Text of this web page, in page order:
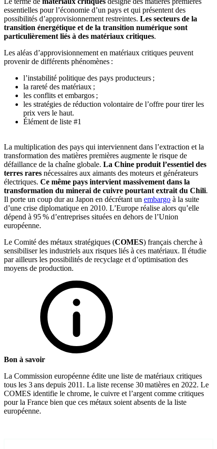
Amazon
Toutes les fiches pays
essentielles pour l’économie d’un pays et qui présentent des
possibilités d’approvisionnement restreintes. Les secteurs de la
transition énergétique et de la transition numérique sont
particulièrement liés à des matériaux critiques.
Les aléas d’approvisionnement en matériaux critiques peuvent
provenir de différents phénomènes :
l’instabilité politique des pays producteurs ;
la rareté des matériaux ;
les conflits et embargos ;
les stratégies de réduction volontaire de l’offre pour tirer les
prix vers le haut.
Élément de liste #1
La multiplication des pays qui interviennent dans l’extraction et la
transformation des matières premières augmente le risque de
défaillance de la chaîne globale. La Chine produit l’essentiel des
terres rares nécessaires aux aimants des moteurs et générateurs
électriques. Ce même pays intervient massivement dans la
transformation du minerai de cuivre pourtant extrait du Chili.
Il porte un coup dur au Japon en décrétant un embargo à la suite
d’une crise diplomatique en 2010. L’Europe réalise alors qu’elle
dépend à 95 % d’entreprises situées en dehors de l’Union
européenne.
Le Comité des métaux stratégiques (COMES) français cherche à
sensibiliser les industriels aux risques liés à ces matériaux. Il étudie
par ailleurs les possibilités de recyclage et d’optimisation des
moyens de production.
Bon à savoir
La Commission européenne édite une liste de matériaux critiques
tous les 3 ans depuis 2011. La liste recense 30 matières en 2022. Le
COMES identifie le chrome, le cuivre et l’argent comme critiques
pour la France bien que ces métaux soient absents de la liste
européenne.